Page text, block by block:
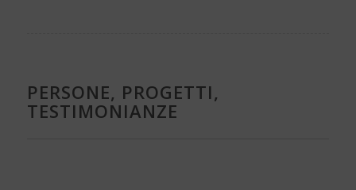
PERSONE, PROGETTI,
TESTIMONIANZE